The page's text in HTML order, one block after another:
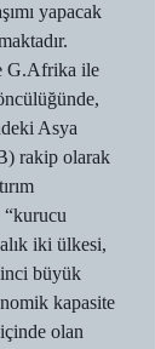
yapacak
G.Afrika ile
Asya
rakip olarak
iki ülkesi,
büyük
kapasite
olan